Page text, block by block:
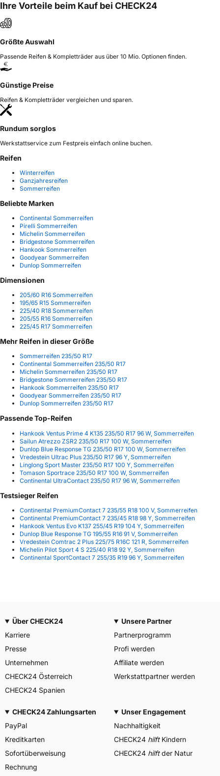
Ihre Vorteile beim Kauf bei CHECK24
Größte Auswahl
Passende Reifen & Kompletträder aus über 10 Mio. Optionen finden.
Günstige Preise
Reifen & Kompletträder vergleichen und sparen.
Rundum sorglos
Werkstattservice zum Festpreis einfach online buchen.
Reifen
Winterreifen
Ganzjahresreifen
Sommerreifen
Beliebte Marken
Continental Sommerreifen
Pirelli Sommerreifen
Michelin Sommerreifen
Bridgestone Sommerreifen
Hankook Sommerreifen
Goodyear Sommerreifen
Dunlop Sommerreifen
Dimensionen
205/60 R16 Sommerreifen
195/65 R15 Sommerreifen
225/40 R18 Sommerreifen
205/55 R16 Sommerreifen
225/45 R17 Sommerreifen
Mehr Reifen in dieser Größe
Sommerreifen 235/50 R17
Continental Sommerreifen 235/50 R17
Michelin Sommerreifen 235/50 R17
Bridgestone Sommerreifen 235/50 R17
Hankook Sommerreifen 235/50 R17
Goodyear Sommerreifen 235/50 R17
Dunlop Sommerreifen 235/50 R17
Passende Top-Reifen
Hankook Ventus Prime 4 K135 235/50 R17 96 W, Sommerreifen
Sailun Atrezzo ZSR2 235/50 R17 100 W, Sommerreifen
Dunlop Blue Response TG 235/50 R17 100 W, Sommerreifen
Vredestein Ultrac Plus 235/50 R17 96 Y, Sommerreifen
Linglong Sport Master 235/50 R17 100 Y, Sommerreifen
Tomason Sportrace 235/50 R17 100 W, Sommerreifen
Continental UltraContact 235/50 R17 96 W, Sommerreifen
Testsieger Reifen
Continental PremiumContact 7 235/55 R18 100 V, Sommerreifen
Continental PremiumContact 7 235/45 R18 98 Y, Sommerreifen
Hankook Ventus Evo K137 255/45 R19 104 Y, Sommerreifen
Dunlop Blue Response TG 195/55 R16 91 V, Sommerreifen
Vredestein Comtrac 2 Plus 225/75 R16C 121 R, Sommerreifen
Michelin Pilot Sport 4 S 225/40 R18 92 Y, Sommerreifen
Continental SportContact 7 255/35 R19 96 Y, Sommerreifen
Über CHECK24
Karriere
Presse
Unternehmen
CHECK24 Österreich
CHECK24 Spanien
Unsere Partner
Partnerprogramm
Profi werden
Affiliate werden
Werkstattpartner werden
CHECK24 Zahlungsarten
PayPal
Kreditkarten
Sofortüberweisung
Rechnung
Unser Engagement
Nachhaltigkeit
CHECK24 hilftKindern
CHECK24 hilftder Natur